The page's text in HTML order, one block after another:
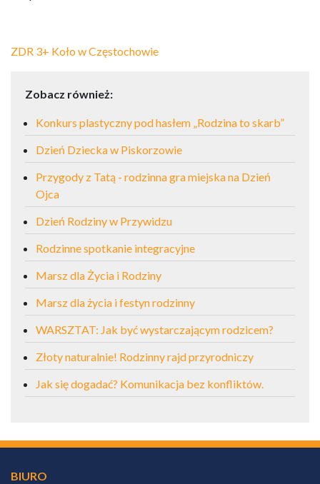
ZDR 3+ Koło w Częstochowie
Zobacz również:
Konkurs plastyczny pod hasłem „Rodzina to skarb”
Dzień Dziecka w Piskorzowie
Przygody z Tatą - rodzinna gra miejska na Dzień
Ojca
Dzień Rodziny w Przywidzu
Rodzinne spotkanie integracyjne
Marsz dla Życia i Rodziny
Marsz dla życia i festyn rodzinny
WARSZTAT: Jak być wystarczającym rodzicem?
Złoty naturalnie! Rodzinny rajd przyrodniczy
Jak się dogadać? Komunikacja bez konfliktów.
BIURO